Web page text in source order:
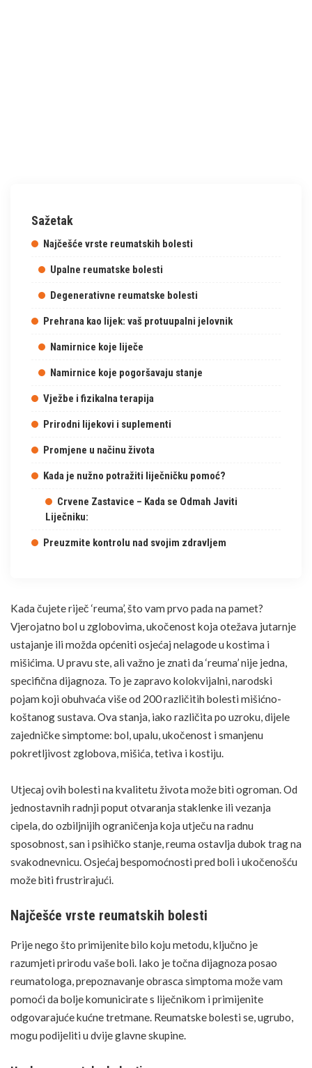
Sažetak
Najčešće vrste reumatskih bolesti
Upalne reumatske bolesti
Degenerativne reumatske bolesti
Prehrana kao lijek: vaš protuupalni jelovnik
Namirnice koje liječe
Namirnice koje pogoršavaju stanje
Vježbe i fizikalna terapija
Prirodni lijekovi i suplementi
Promjene u načinu života
Kada je nužno potražiti liječničku pomoć?
Crvene Zastavice – Kada se Odmah Javiti
Liječniku:
Preuzmite kontrolu nad svojim zdravljem
Kada čujete riječ ‘reuma’, što vam prvo pada na pamet?
Vjerojatno bol u zglobovima, ukočenost koja otežava jutarnje
ustajanje ili možda općeniti osjećaj nelagode u kostima i
mišićima. U pravu ste, ali važno je znati da ‘reuma’ nije jedna,
specifična dijagnoza. To je zapravo kolokvijalni, narodski
pojam koji obuhvaća više od 200 različitih bolesti mišićno-
koštanog sustava. Ova stanja, iako različita po uzroku, dijele
zajedničke simptome: bol, upalu, ukočenost i smanjenu
pokretljivost zglobova, mišića, tetiva i kostiju.
Utjecaj ovih bolesti na kvalitetu života može biti ogroman. Od
jednostavnih radnji poput otvaranja staklenke ili vezanja
cipela, do ozbiljnijih ograničenja koja utječu na radnu
sposobnost, san i psihičko stanje, reuma ostavlja dubok trag na
svakodnevnicu. Osjećaj bespomoćnosti pred boli i ukočenošću
može biti frustrirajući.
Najčešće vrste reumatskih bolesti
Prije nego što primijenite bilo koju metodu, ključno je
razumjeti prirodu vaše boli. Iako je točna dijagnoza posao
reumatologa, prepoznavanje obrasca simptoma može vam
pomoći da bolje komunicirate s liječnikom i primijenite
odgovarajuće kućne tretmane. Reumatske bolesti se, ugrubo,
mogu podijeliti u dvije glavne skupine.